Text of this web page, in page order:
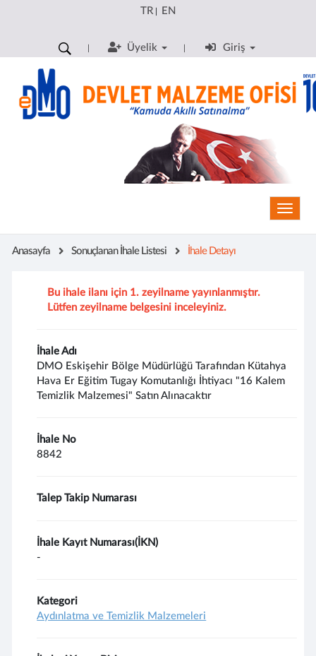
TR| EN
Üyelik Giriş
Anasayfa Sonuçlanan İhale Listesi İhale Detayı
Bu ihale ilanı için 1. zeyilname yayınlanmıştır.
Lütfen zeyilname belgesini inceleyiniz.
İhale Adı
DMO Eskişehir Bölge Müdürlüğü Tarafından Kütahya
Hava Er Eğitim Tugay Komutanlığı İhtiyacı "16 Kalem
Temizlik Malzemesi" Satın Alınacaktır
İhale No
8842
Talep Takip Numarası
İhale Kayıt Numarası(İKN)
-
Kategori
Aydınlatma ve Temizlik Malzemeleri